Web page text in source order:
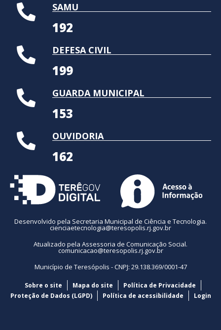
SAMU
192
DEFESA CIVIL
199
GUARDA MUNICIPAL
153
OUVIDORIA
162
Desenvolvido pela Secretaria Municipal de Ciência e Tecnologia.
cienciaetecnologia@teresopolis.rj.gov.br
Atualizado pela Assessoria de Comunicação Social.
comunicacao@teresopolis.rj.gov.br
Município de Teresópolis - CNPJ: 29.138.369/0001-47
Sobre o site Mapa do site
Política de Privacidade
Proteção de Dados (LGPD)
Política de acessibilidade Login